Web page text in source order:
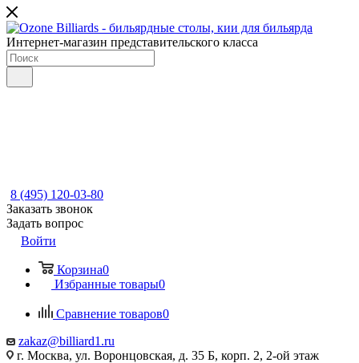
Интернет-магазин представительского класса
8 (495) 120-03-80
Заказать звонок
Задать вопрос
Войти
Корзина0
Избранные товары0
Сравнение товаров0
zakaz@billiard1.ru
г. Москва, ул. Воронцовская, д. 35 Б, корп. 2, 2-ой этаж